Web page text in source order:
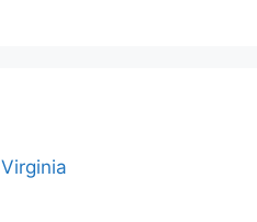
Virginia